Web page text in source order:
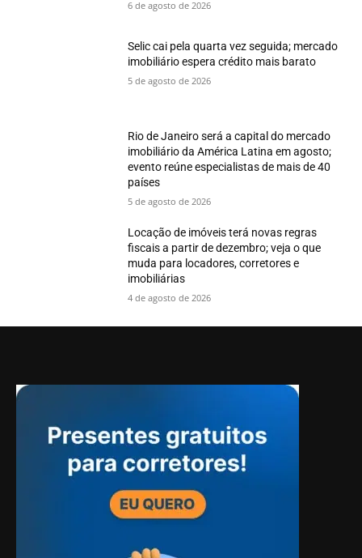
6 de agosto de 2026
Selic cai pela quarta vez seguida; mercado
imobiliário espera crédito mais barato
5 de agosto de 2026
Rio de Janeiro será a capital do mercado
imobiliário da América Latina em agosto;
evento reúne especialistas de mais de 40
países
5 de agosto de 2026
Locação de imóveis terá novas regras
fiscais a partir de dezembro; veja o que
muda para locadores, corretores e
imobiliárias
4 de agosto de 2026